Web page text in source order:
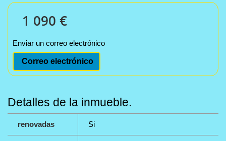
1 090 €
Enviar un correo electrónico
Correo electrónico
Detalles de la inmueble.
renovadas Si